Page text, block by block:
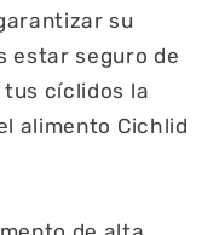
su
estar seguro de
cíclidos la
alimento Cichlid